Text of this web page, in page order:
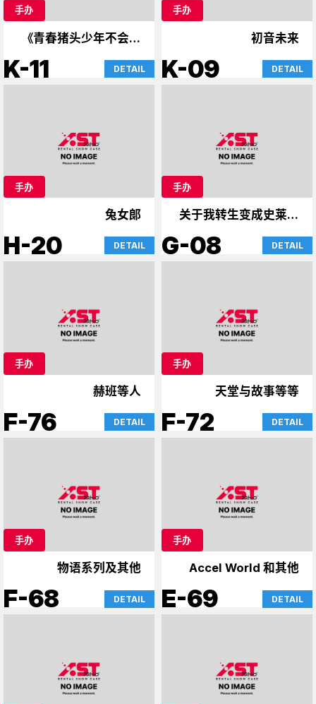
手办
《青春猪头少年不会梦
到兔女郎学姐&宇崎酱》
K-11 DETAIL
手办
初音未来
K-09 DETAIL
手办
兔女郎
H-20 DETAIL
手办
关于我转生变成史莱姆
这档事，魔卡少女樱
G-08 DETAIL
手办
赫班等人
F-76 DETAIL
手办
天堂与故事等等
F-72 DETAIL
手办
物语系列及其他
F-68 DETAIL
手办
Accel World 和其他
E-69 DETAIL